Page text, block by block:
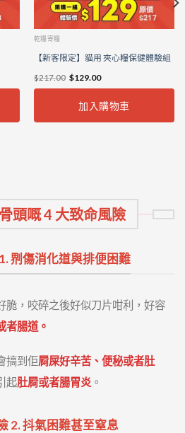
乾糧寄糧
【新客限定】貓用 夾心糧保健體驗組
$217.00 $129.00
加入購物車
頭嘅 4 大致命風險
𠝹傷消化道與排便困難
脆，咬碎之後好似刀片咁利，好容
者腸道。
搞到佢屙屎好辛苦、便秘或者肚
起肚屙或者腸胃炎 。
2. 抖氣困難甚至窒息